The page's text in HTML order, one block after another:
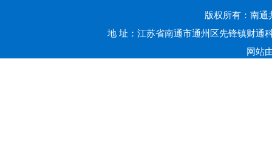
版权所有：南通
地 址：江苏省南通市通州区先锋镇财通
网站